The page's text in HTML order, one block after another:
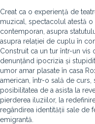
Creat ca o experiență de
muzical, spectacolul atestă
contemporan, asupra
asupra relației de cuplu în
Construit ca un tur într-un vis
denunțând ipocrizia și
umor amar plasate în casa
american, într-o sală de
posibilitatea de a asista la
pierderea iluziilor, la
regândirea identității sale de
emigrantă.